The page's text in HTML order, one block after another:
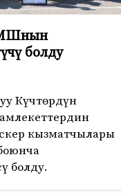
болду
Күчтөрдүн
кызматчылары
болду.